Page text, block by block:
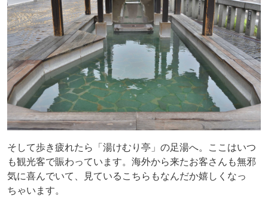
そして歩き疲れたら「湯けむり亭」の足湯へ。ここはいつ
も観光客で賑わっています。海外から来たお客さんも無邪
気に喜んでいて、見ているこちらもなんだか嬉しくなっ
ちゃいます。